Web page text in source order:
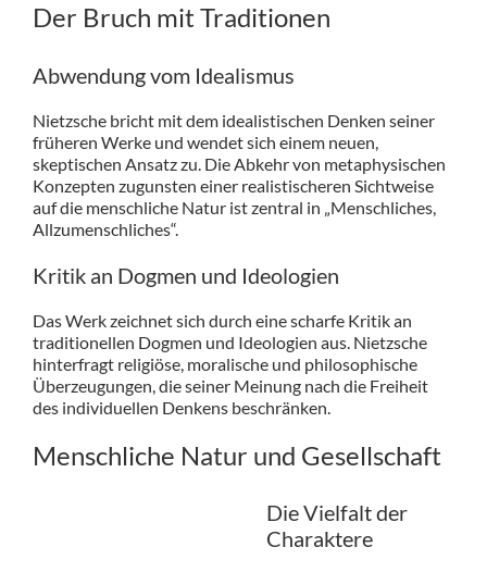
Der Bruch mit Traditionen
Abwendung vom Idealismus
Nietzsche bricht mit dem idealistischen Denken seiner
früheren Werke und wendet sich einem neuen,
skeptischen Ansatz zu. Die Abkehr von metaphysischen
Konzepten zugunsten einer realistischeren Sichtweise
auf die menschliche Natur ist zentral in „Menschliches,
Allzumenschliches“.
Kritik an Dogmen und Ideologien
Das Werk zeichnet sich durch eine scharfe Kritik an
traditionellen Dogmen und Ideologien aus. Nietzsche
hinterfragt religiöse, moralische und philosophische
Überzeugungen, die seiner Meinung nach die Freiheit
des individuellen Denkens beschränken.
Menschliche Natur und Gesellschaft
Die Vielfalt der
Charaktere